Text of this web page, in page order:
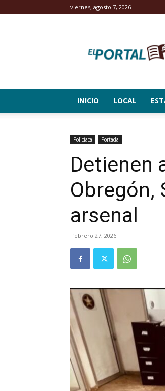
viernes, agosto 7, 2026
de
INICIO LOCAL
Policiaca Portada
Detienen
Obregón,
arsenal
febrero 27, 2026